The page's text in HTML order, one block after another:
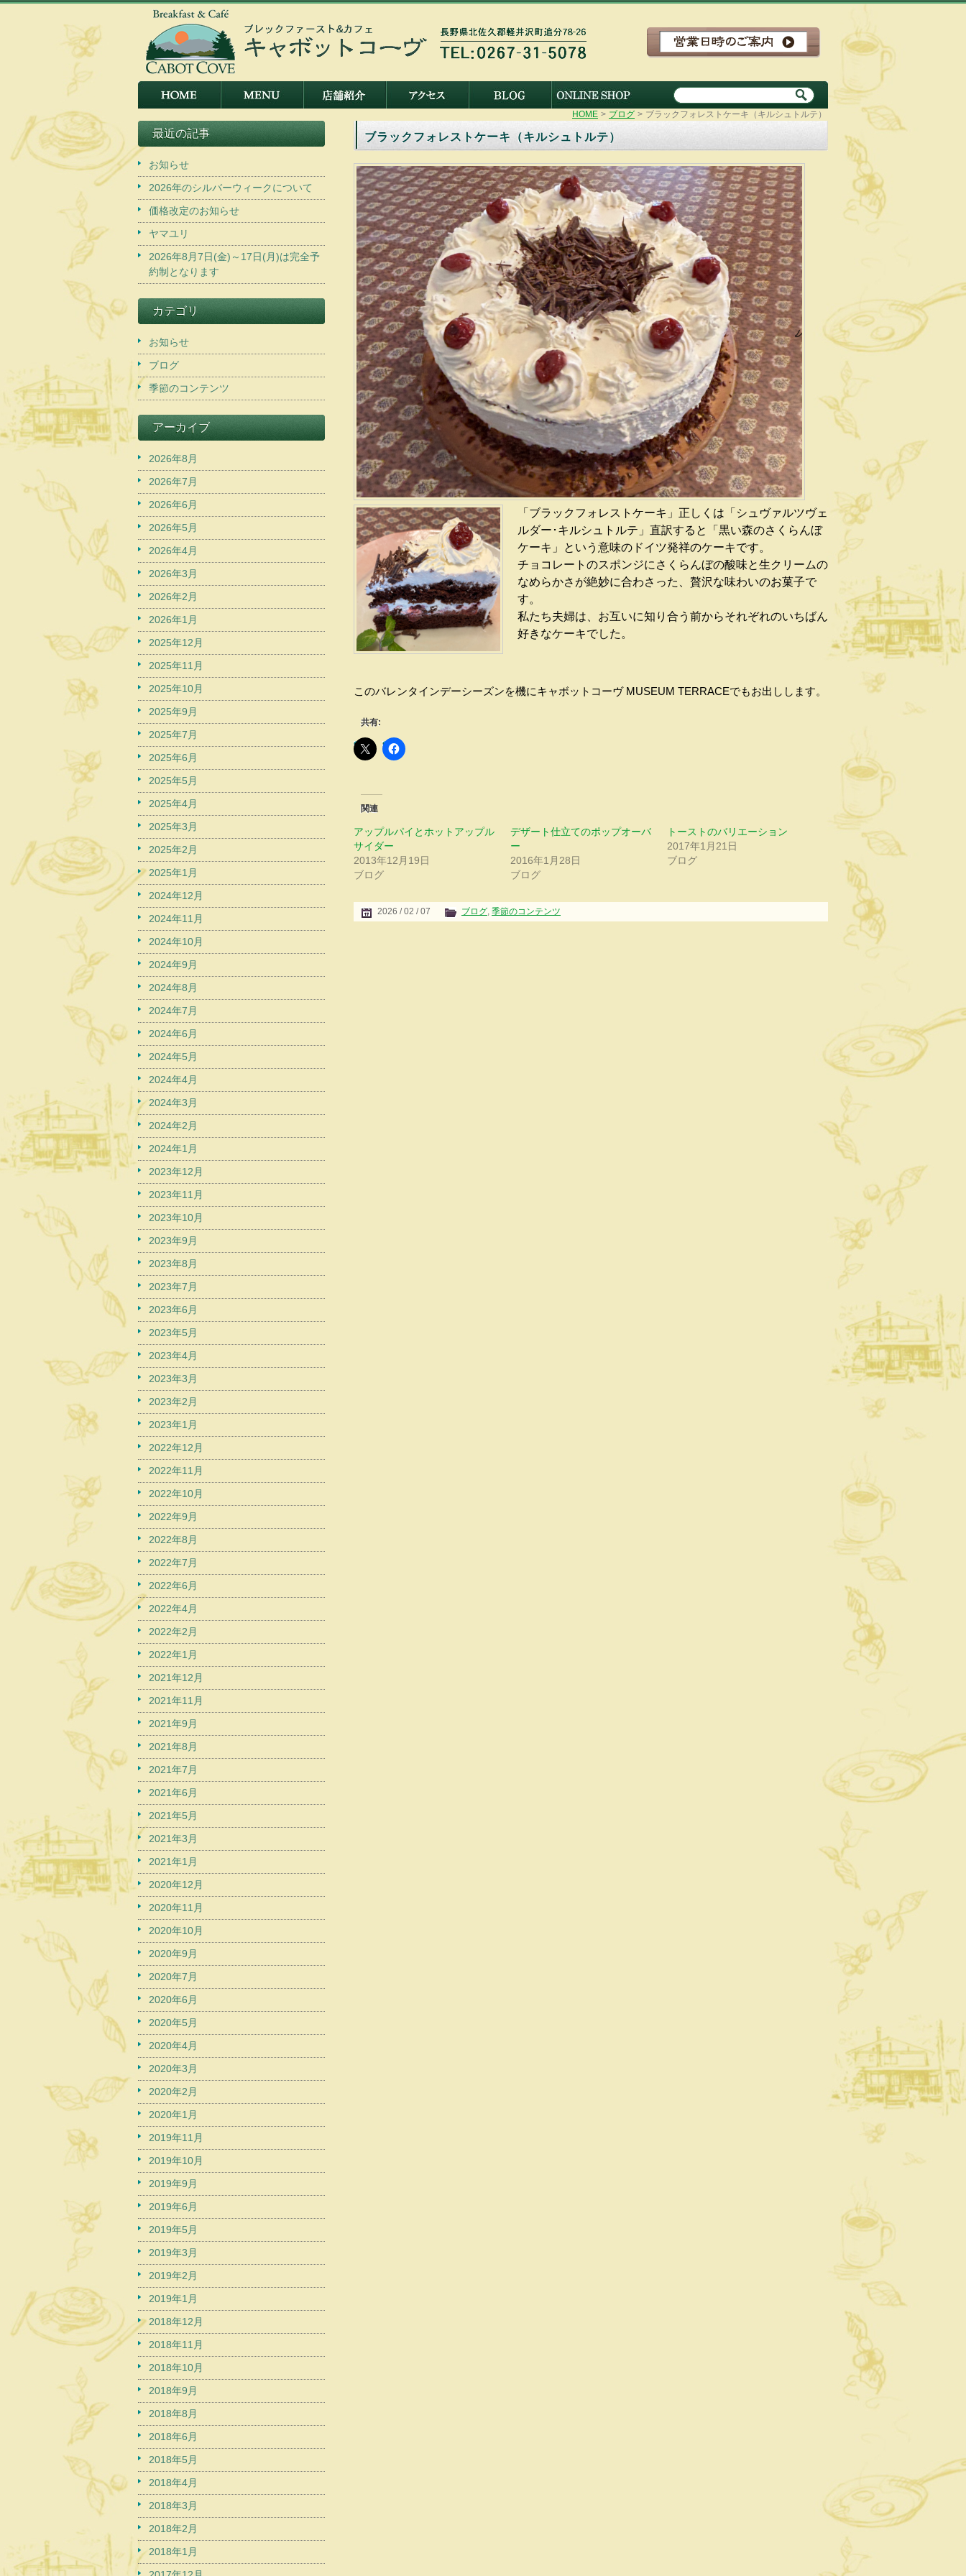
HOME > ブログ > ブラックフォレストケーキ（キルシュトルテ）
ブラックフォレストケーキ（キルシュトルテ）
「ブラックフォレストケーキ」正しくは「シュヴァルツヴェ
ルダー･キルシュトルテ」直訳すると「黒い森のさくらんぼ
ケーキ」という意味のドイツ発祥のケーキです。
チョコレートのスポンジにさくらんぼの酸味と生クリームの
なめらかさが絶妙に合わさった、贅沢な味わいのお菓子で
す。
私たち夫婦は、お互いに知り合う前からそれぞれのいちばん
好きなケーキでした。
このバレンタインデーシーズンを機にキャボットコーヴ MUSEUM TERRACEでもお出しします。
共有:
関連
アップルパイとホットアップル
サイダー
2013年12月19日
ブログ
デザート仕立てのポップオーバ
ー
2016年1月28日
ブログ
トーストのバリエーション
2017年1月21日
ブログ
2026 / 02 / 07 ブログ, 季節のコンテンツ
最近の記事
お知らせ
2026年のシルバーウィークについて
価格改定のお知らせ
ヤマユリ
2026年8月7日(金)～17日(月)は完全予
約制となります
カテゴリ
お知らせ
ブログ
季節のコンテンツ
アーカイブ
2026年8月
2026年7月
2026年6月
2026年5月
2026年4月
2026年3月
2026年2月
2026年1月
2025年12月
2025年11月
2025年10月
2025年9月
2025年7月
2025年6月
2025年5月
2025年4月
2025年3月
2025年2月
2025年1月
2024年12月
2024年11月
2024年10月
2024年9月
2024年8月
2024年7月
2024年6月
2024年5月
2024年4月
2024年3月
2024年2月
2024年1月
2023年12月
2023年11月
2023年10月
2023年9月
2023年8月
2023年7月
2023年6月
2023年5月
2023年4月
2023年3月
2023年2月
2023年1月
2022年12月
2022年11月
2022年10月
2022年9月
2022年8月
2022年7月
2022年6月
2022年4月
2022年2月
2022年1月
2021年12月
2021年11月
2021年9月
2021年8月
2021年7月
2021年6月
2021年5月
2021年3月
2021年1月
2020年12月
2020年11月
2020年10月
2020年9月
2020年7月
2020年6月
2020年5月
2020年4月
2020年3月
2020年2月
2020年1月
2019年11月
2019年10月
2019年9月
2019年6月
2019年5月
2019年3月
2019年2月
2019年1月
2018年12月
2018年11月
2018年10月
2018年9月
2018年8月
2018年6月
2018年5月
2018年4月
2018年3月
2018年2月
2018年1月